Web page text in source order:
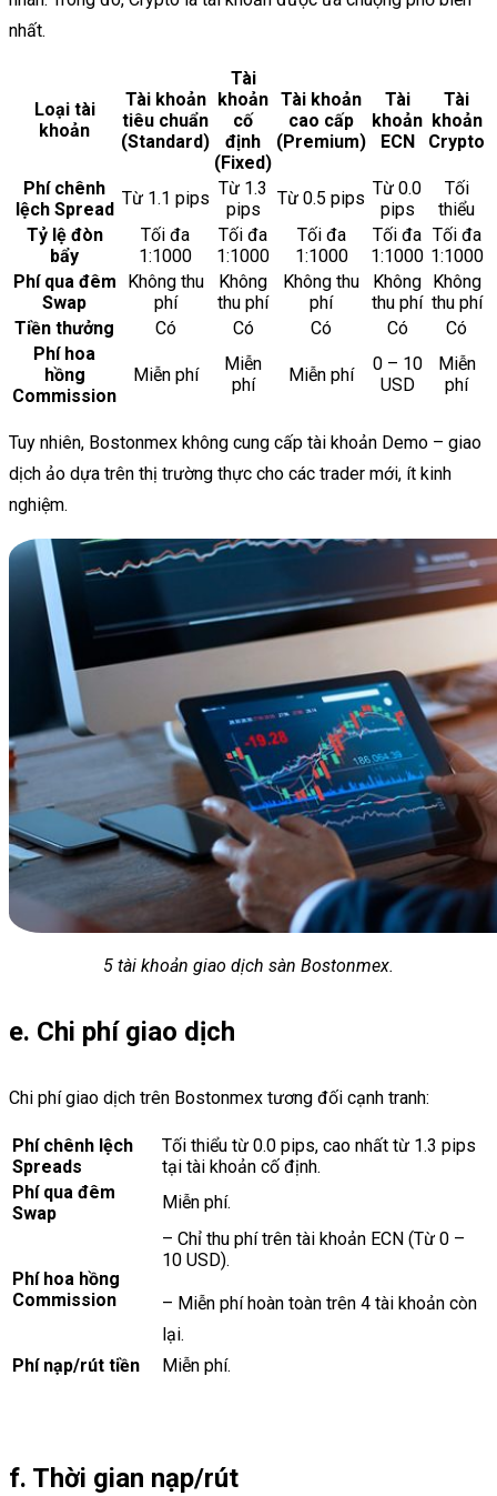
nhất.
Loại tài
khoản
Tài khoản
tiêu chuẩn
(Standard)
Tài
khoản
cố
định
(Fixed)
Tài khoản
cao cấp
(Premium)
Tài
khoản
ECN
Tài
khoản
Crypto
Phí chênh
lệch Spread
Từ 1.1 pips Từ 1.3
pips
Từ 0.5 pips Từ 0.0
pips
Tối
thiểu
Tỷ lệ đòn
bẩy
Tối đa
1:1000
Tối đa
1:1000
Tối đa
1:1000
Tối đa
1:1000
Tối đa
1:1000
Phí qua đêm
Swap
Không thu
phí
Không
thu phí
Không thu
phí
Không
thu phí
Không
thu phí
Tiền thưởng
Có Có Có Có
Có
Phí hoa
hồng
Commission
Miễn phí
Miễn
phí
Miễn phí
0 – 10
USD
Miễn
phí
Tuy nhiên, Bostonmex không cung cấp tài khoản Demo – giao
dịch ảo dựa trên thị trường thực cho các trader mới, ít kinh
nghiệm.
5 tài khoản giao dịch sàn Bostonmex.
e. Chi phí giao dịch
Chi phí giao dịch trên Bostonmex tương đối cạnh tranh:
Phí chênh lệch
Spreads
Tối thiểu từ 0.0 pips, cao nhất từ 1.3 pips
tại tài khoản cố định.
Phí qua đêm
Swap
Miễn phí.
Phí hoa hồng
Commission
– Chỉ thu phí trên tài khoản ECN (Từ 0 –
10 USD).
– Miễn phí hoàn toàn trên 4 tài khoản còn
lại.
Phí nạp/rút tiền
Miễn phí.
f. Thời gian nạp/rút